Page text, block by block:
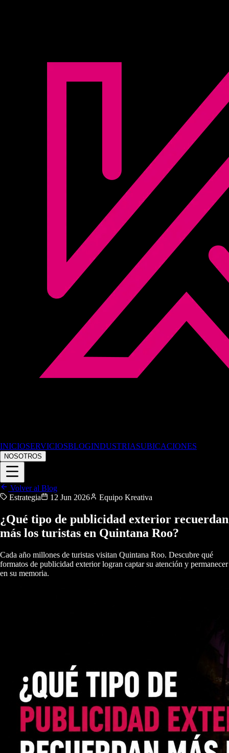
INICIOSERVICIOSBLOGINDUSTRIASUBICACIONES
NOSOTROS
Volver al Blog
Estrategia
12 Jun 2026 Equipo Kreativa
¿Qué tipo de publicidad exterior recuerdan
más los turistas en Quintana Roo?
Cada año millones de turistas visitan Quintana Roo. Descubre qué
formatos de publicidad exterior logran captar su atención y permanecer
en su memoria.